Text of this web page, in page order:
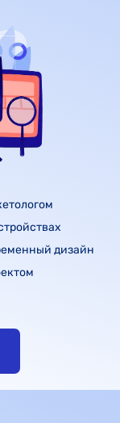
дизайн